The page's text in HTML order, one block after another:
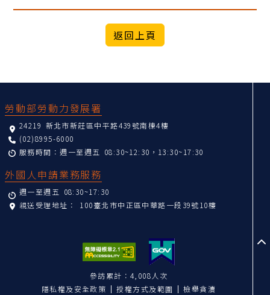
勞動部勞動力發展署
24219 新北市新莊區中平路439號南棟4樓
(02)8995-6000
服務時間：週一至週五 08:30~12:30，13:30~17:30
外國人申請業務服務
週一至週五 08:30~17:30
親送受理地址： 100臺北市中正區中華路一段39號10樓
參訪累計：4,008人次
隱私權及安全政策
授權方式及範圍 檢舉貪瀆
至